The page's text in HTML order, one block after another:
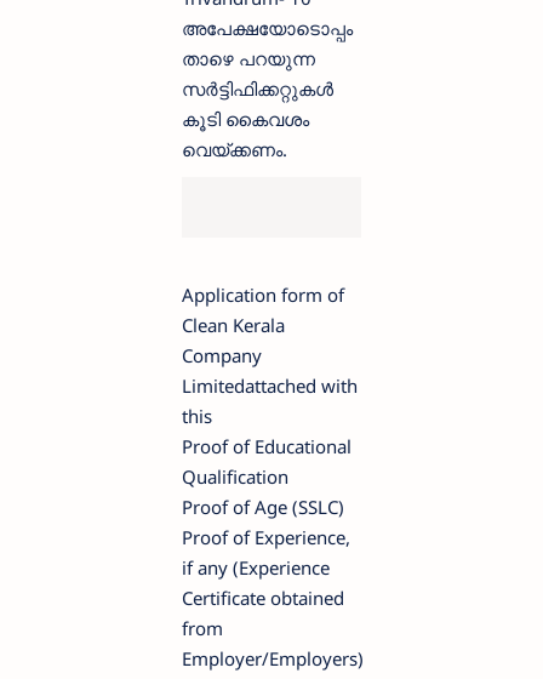
അപേക്ഷയോടൊപ്പം
താഴെ പറയുന്ന
സര്‍ട്ടിഫിക്കറ്റുകള്‍
കൂടി കൈവശം
വെയ്ക്കണം.
Application form of
Clean Kerala
Company
Limitedattached with
this
Proof of Educational
Qualification
Proof of Age (SSLC)
Proof of Experience,
if any (Experience
Certificate obtained
from
Employer/Employers)